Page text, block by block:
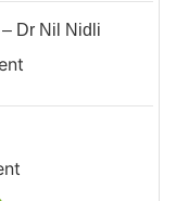
Dr Nil Nidli